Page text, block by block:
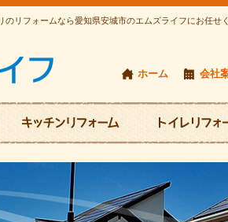
リフォームなら愛知県安城市のエムズライフにお任せ
ホーム 会社